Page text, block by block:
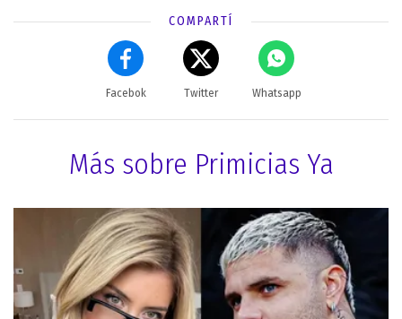
COMPARTÍ
Facebok Twitter Whatsapp
Más sobre Primicias Ya